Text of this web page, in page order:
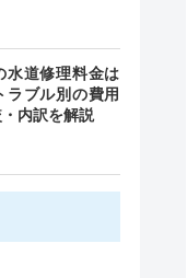
水道修理料金は
ラブル別の費用
内訳を解説